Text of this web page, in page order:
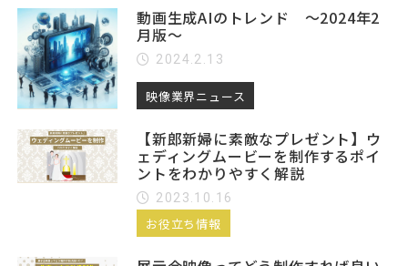
動画生成AIのトレンド ～2024年2
月版～
2024.2.13
映像業界ニュース
【新郎新婦に素敵なプレゼント】ウ
ェディングムービーを制作するポイ
ントをわかりやすく解説
2023.10.16
お役立ち情報